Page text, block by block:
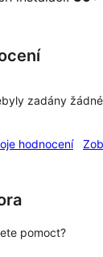
zadány
hodnocení
pomoct?